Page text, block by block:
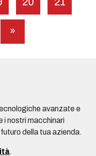
»
avanzate e
i nostri macchinari
della tua azienda.
.